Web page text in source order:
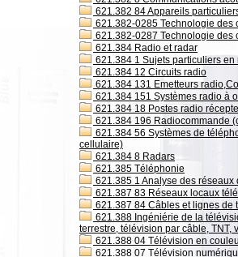
621.382 84 Appareils
621.382-0285 Technologie des
621.382-0287 Technologie des
621.384 Radio et radar
621.384 1 Sujets particuliers en
621.384 12 Circuits radio
621.384 131 Emetteurs
621.384 151 Systèmes radio à
621.384 18 Postes radio
621.384 196 Radiocommande
621.384 56 Systèmes de
cellulaire)
621.384 8 Radars
621.385 Téléphonie
621.385 1 Analyse des réseaux
621.387 83 Réseaux locaux
621.387 84 Câbles et lignes de
621.388 Ingéniérie de la
terrestre, télévision par câble, TNT,
621.388 04 Télévision en
621.388 07 Télévision